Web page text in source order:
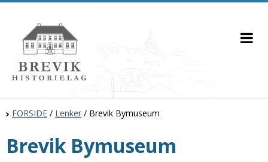
FORSIDE / Lenker / Brevik Bymuseum
Brevik Bymuseum